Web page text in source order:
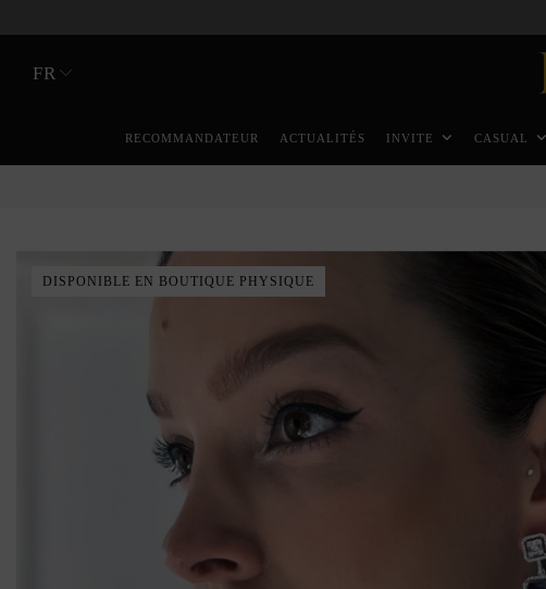
FR
RECOMMANDATEUR ACTUALITÉS INVITE CASUAL
DISPONIBLE EN BOUTIQUE PHYSIQUE